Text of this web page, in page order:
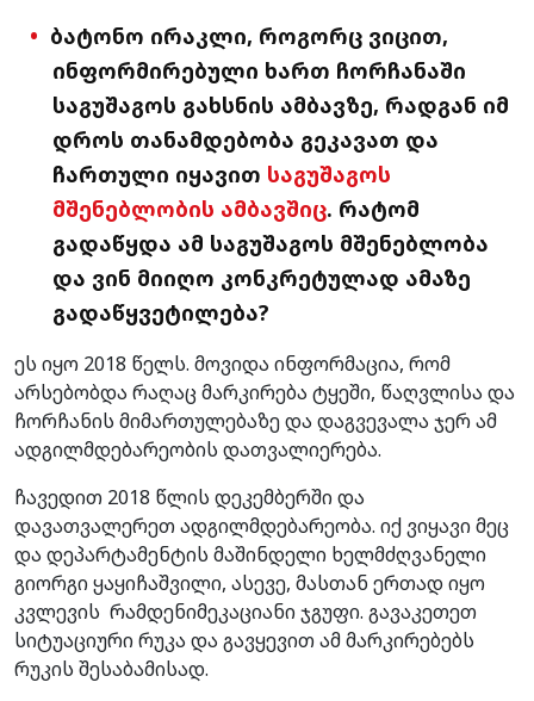
ბატონო ირაკლი, როგორც ვიცით,
ინფორმირებული ხართ ჩორჩანაში
საგუშაგოს გახსნის ამბავზე, რადგან იმ
დროს თანამდებობა გეკავათ და
ჩართული იყავით საგუშაგოს
მშენებლობის ამბავშიც. რატომ
გადაწყდა ამ საგუშაგოს მშენებლობა
და ვინ მიიღო კონკრეტულად ამაზე
გადაწყვეტილება?
ეს იყო 2018 წელს. მოვიდა ინფორმაცია, რომ
არსებობდა რაღაც მარკირება ტყეში, წაღვლისა და
ჩორჩანის მიმართულებაზე და დაგვევალა ჯერ ამ
ადგილმდებარეობის დათვალიერება.
ჩავედით 2018 წლის დეკემბერში და
დავათვალერეთ ადგილმდებარეობა. იქ ვიყავი მეც
და დეპარტამენტის მაშინდელი ხელმძღვანელი
გიორგი ყაყიჩაშვილი, ასევე, მასთან ერთად იყო
კვლევის რამდენიმეკაციანი ჯგუფი. გავაკეთეთ
სიტუაციური რუკა და გავყევით ამ მარკირებებს
რუკის შესაბამისად.